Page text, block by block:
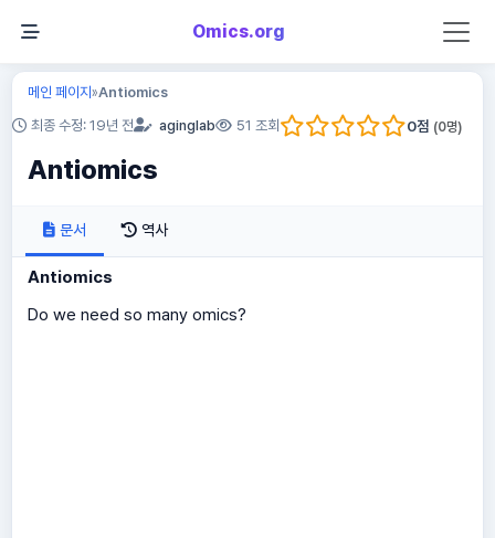
Omics.org
메인 페이지»Antiomics
최종 수정: 19년 전 aginglab 51 조회 0점 (0명)
Antiomics
문서 역사
Antiomics
Do we need so many omics?